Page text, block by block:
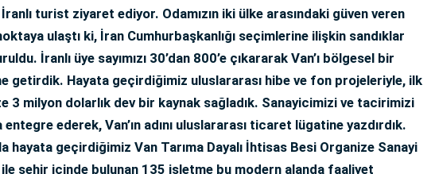
turist ziyaret ediyor. Odamızın iki ülke arasındaki güven veren
ulaştı ki, İran Cumhurbaşkanlığı seçimlerine ilişkin sandıklar
İranlı üye sayımızı 30’dan 800’e çıkararak Van’ı bölgesel bir
getirdik. Hayata geçirdiğimiz uluslararası hibe ve fon projeleriyle, ilk
3 milyon dolarlık dev bir kaynak sağladık. Sanayicimizi ve tacirimizi
ederek, Van’ın adını uluslararası ticaret lügatine yazdırdık.
hayata geçirdiğimiz Van Tarıma Dayalı İhtisas Besi Organize Sanayi
şehir içinde bulunan 135 işletme bu modern alanda faaliyet